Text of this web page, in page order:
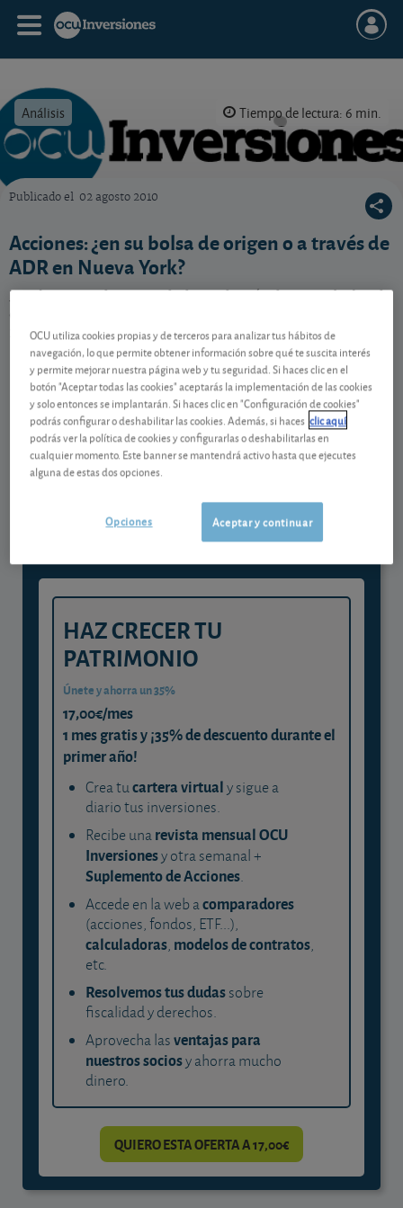
Análisis Tiempo de lectura: 6 min.
Publicado el 02 agosto 2010
Acciones: ¿en su bolsa de origen o a través de
ADR en Nueva York?
Muchas grandes sociedades, además de en su bolsa de
merece la pena comprar sus acciones?
Contenido reservado a SOCIOS
Gestiona tu dinero con visión
experta
y consigue que cada euro trabaje
para ti
HAZ CRECER TU
PATRIMONIO
Únete y ahorra un 35%
17,00€/mes
1 mes gratis y ¡35% de descuento durante el
primer año!
Crea tucartera virtualy sigue a
diario tus inversiones.
Recibe unarevista mensual OCU
Inversionesy otra semanal +
Suplemento de Acciones.
Accede en la web acomparadores
(acciones, fondos, ETF...),
calculadoras, modelos de contratos,
etc.
Resolvemos tus dudassobre
fiscalidad y derechos.
Aprovecha lasventajas para
nuestros sociosy ahorra mucho
dinero.
QUIERO ESTA OFERTA A 17,00€
OCU utiliza cookies propias y de terceros para analizar tus hábitos de
navegación, lo que permite obtener información sobre qué te suscita interés
y permite mejorar nuestra página web y tu seguridad. Si haces clic en el
botón "Aceptar todas las cookies" aceptarás la implementación de las cookies
y solo entonces se implantarán. Si haces clic en "Configuración de cookies"
podrás configurar o deshabilitar las cookies. Además, si haces clic aquí
podrás ver la política de cookies y configurarlas o deshabilitarlas en
cualquier momento. Este banner se mantendrá activo hasta que ejecutes
alguna de estas dos opciones.
Aceptar y continuar
Opciones